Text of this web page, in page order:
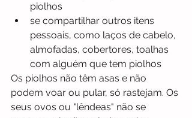
piolhos
se compartilhar outros itens
pessoais, como laços de cabelo,
almofadas, cobertores, toalhas
com alguém que tem piolhos
Os piolhos não têm asas e não
podem voar ou pular, só rastejam. Os
seus ovos ou "lêndeas" não se